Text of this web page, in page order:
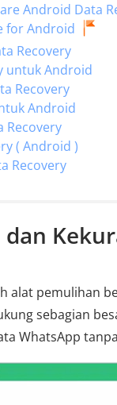
Android Data
for Android
Recovery
untuk Android
Recovery
Android
Recovery
( Android )
Recovery
alat pemulihan
sebagian
WhatsApp